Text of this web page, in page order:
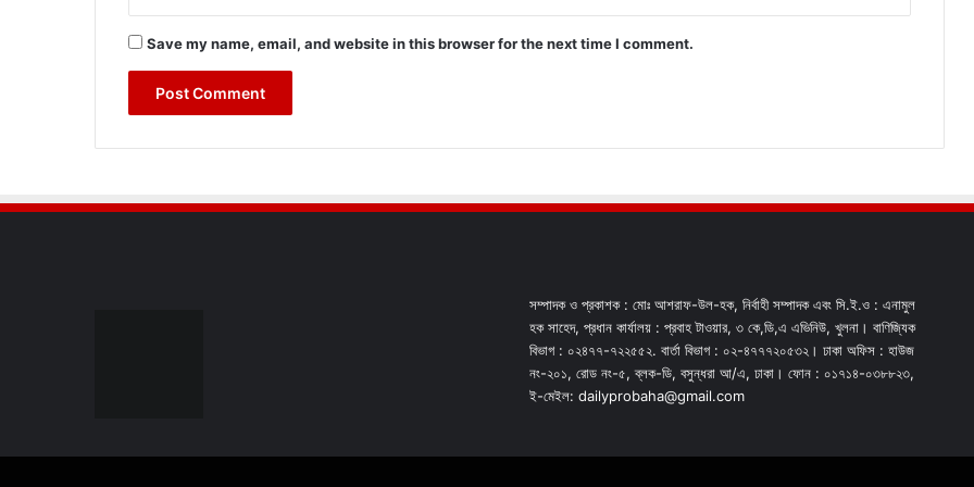
Save my name, email, and website in this browser for the next time I comment.
সম্পাদক ও প্রকাশক : মোঃ আশরাফ-উল-হক, নির্বাহী সম্পাদক এবং সি.ই.ও : এনামুল
হক সাহেদ, প্রধান কার্যালয় : প্রবাহ টাওয়ার, ৩ কে,ডি,এ এভিনিউ, খুলনা। বাণিজ্যিক
বিভাগ : ০২৪৭৭-৭২২৫৫২. বার্তা বিভাগ : ০২-৪৭৭৭২০৫৩২। ঢাকা অফিস : হাউজ
নং-২০১, রোড নং-৫, ব্লক-ডি, বসুন্ধরা আ/এ, ঢাকা। ফোন : ০১৭১৪-০৩৮৮২৩,
ই-মেইল: dailyprobaha@gmail.com